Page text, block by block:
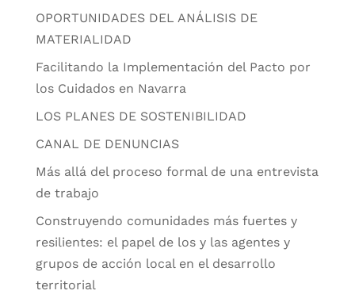
OPORTUNIDADES DEL ANÁLISIS DE
MATERIALIDAD
Facilitando la Implementación del Pacto por
los Cuidados en Navarra
LOS PLANES DE SOSTENIBILIDAD
CANAL DE DENUNCIAS
Más allá del proceso formal de una entrevista
de trabajo
Construyendo comunidades más fuertes y
resilientes: el papel de los y las agentes y
grupos de acción local en el desarrollo
territorial